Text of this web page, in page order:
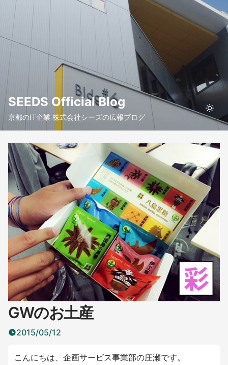
SEEDS Official Blog
京都のIT企業 株式会社シーズの広報ブログ
GWのお土産
2015/05/12
こんにちは、企画サービス事業部の庄瀬です。